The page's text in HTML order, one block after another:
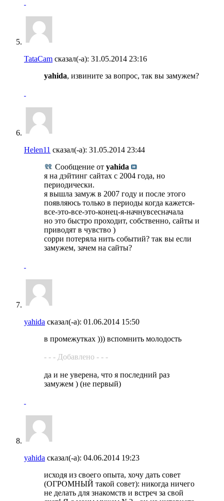
TataCam сказал(-а): 31.05.2014 23:16
yahida, извините за вопрос, так вы замужем?
Helen11 сказал(-а): 31.05.2014 23:44
Сообщение от yahida
я на дэйтинг сайтах с 2004 года, но
периодически.
я вышла замуж в 2007 году и после этого
появляюсь только в периоды когда кажется-
все-это-все-это-конец-я-начнувсесначала
но это быстро проходит, собственно, сайты и
приводят в чувство )
сорри потеряла нить событий? так вы если
замужем, зачем на сайты?
yahida сказал(-а): 01.06.2014 15:50
в промежутках ))) вспомнить молодость
- - - Добавлено - - -
да и не уверена, что я последний раз
замужем ) (не первый)
yahida сказал(-а): 04.06.2014 19:23
исходя из своего опыта, хочу дать совет
(ОГРОМНЫЙ такой совет): никогда ничего
не делать для знакомств и встреч за свой